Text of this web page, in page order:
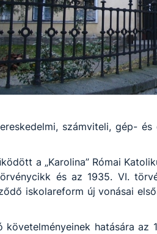
számviteli, gép-
a „Karolina” Római
és az 1935. VI.
iskolareform új vonásai
hatására az